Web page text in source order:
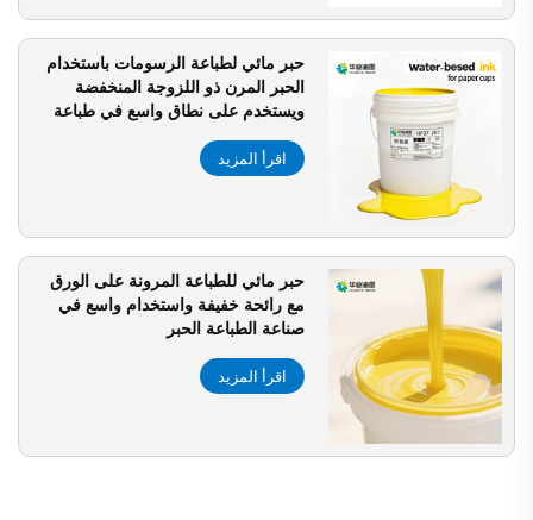
حبر مائي لطباعة الرسومات باستخدام
الحبر المرن ذو اللزوجة المنخفضة
ويستخدم على نطاق واسع في طباعة
اقرأ المزيد
حبر مائي للطباعة المرونة على الورق
مع رائحة خفيفة واستخدام واسع في
صناعة الطباعة الحبر
اقرأ المزيد